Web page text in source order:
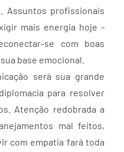
Assuntos profissionais
mais energia hoje -
se com boas
base emocional.
será sua grande
para resolver
Atenção redobrada a
mal feitos,
com empatia fará toda